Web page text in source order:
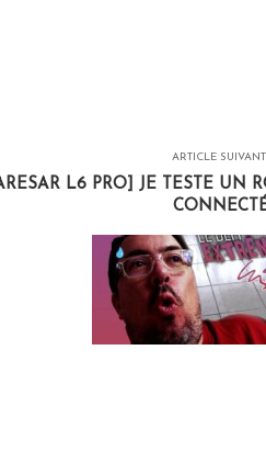
ARTICLE SUIVANT
L6 PRO] JE TESTE UN